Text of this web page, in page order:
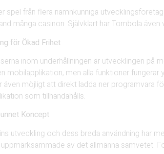
spel från flera namnkunniga
många casinon. Självklart har Tombola
för Ökad Frihet
inom underhållningen är utvecklingen på
mobilapplikation, men alla funktioner
även möjligt att direkt ladda ner
som tillhandahålls.
Koncept
utveckling och dess breda användning har
av det allmänna samvetet.